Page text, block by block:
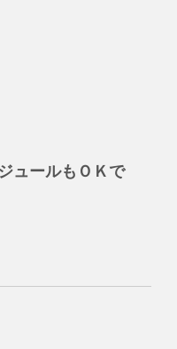
ュールもＯＫで